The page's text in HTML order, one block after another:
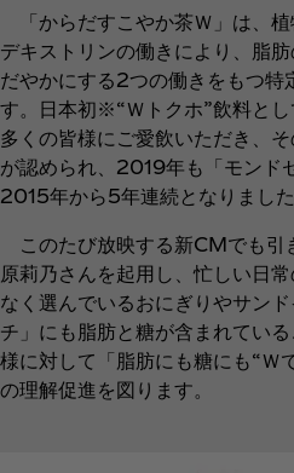
「からだすこやか茶Ｗ」は、
デキストリンの働きにより、脂
だやかにする2つの働きをもつ特
す。日本初※“Ｗトクホ”飲料と
多くの皆様にご愛飲いただき、
が認められ、2019年も「モンド
2015年から5年連続となりました
このたび放映する新CMでも引
原莉乃さんを起用し、忙しい日
なく選んでいるおにぎりやサン
チ」にも脂肪と糖が含まれてい
様に対して「脂肪にも糖にも“Ｗ
の理解促進を図ります。